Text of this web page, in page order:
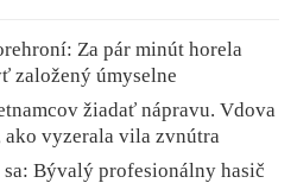
Za pár minút horela
založený úmyselne
žiadať nápravu. Vdova
vyzerala vila zvnútra
Bývalý profesionálny hasič